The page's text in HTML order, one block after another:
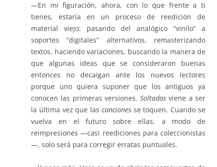
—En mi figuración, ahora, con lo que frente a ti
tienes, estaría en un proceso de reedición de
material viejo: pasando del analógico “vinilo” a
soportes “digitales” alternativos, remasterizando
textos, haciendo variaciones, buscando la manera de
que algunas ideas que se consideraron buenas
entonces no decaigan ante los nuevos lectores
porque uno quiera suponer que los antiguos ya
conocen las primeras versiones.Soltadas viene a ser
la última vez que las cancionesse toquen. Cuando se
vuelva en el futuro sobre ellas, a modo de
reimpresiones —casi reediciones para coleccionistas
—, solo será para corregir erratas puntuales.